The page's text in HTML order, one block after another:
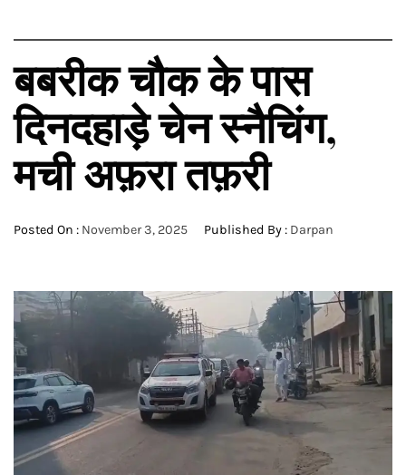
बबरीक चौक के पास
दिनदहाड़े चेन स्नैचिंग,
मची अफ़रा तफ़री
Posted On : November 3, 2025 Published By : Darpan